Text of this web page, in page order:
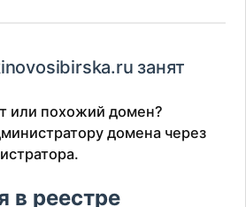
занят
или похожий домен?
домена через
в реестре